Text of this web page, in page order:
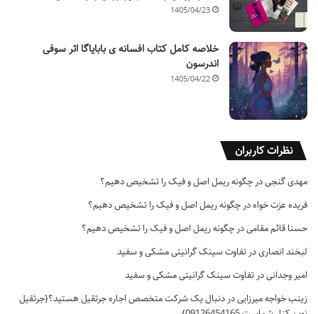
1405/04/23
خلاصه کامل کتاب افسانه ی بابایاگا اثر سوفی
اندرسون
1405/04/22
نظرات کاربران
مهدی گنجیدر چگونه ریمل اصل و فیک را تشخیص دهیم؟
فریده عزت خواهدر چگونه ریمل اصل و فیک را تشخیص دهیم؟
حسنا قائم مقامیدر چگونه ریمل اصل و فیک را تشخیص دهیم؟
لبخند انصاریدر تفاوت سینک گرانیتی مشکی و سفید
امیر وجدانیدر تفاوت سینک گرانیتی مشکی و سفید
زینب خواجه میرزاییدر دنبال یک شرکت متخصص اجاره جرثقیل هستید؟{جرثقیل